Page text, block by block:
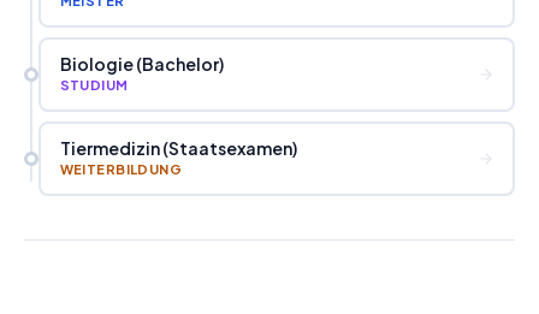
Biologie (Bachelor)
STUDIUM
Tiermedizin (Staatsexamen)
WEITERBILDUNG